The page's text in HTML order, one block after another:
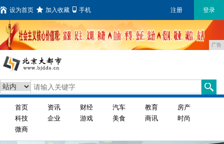
设为首页 加入收藏 手机 注册 登录
广告
首页 资讯 财经 汽车 教育
房产
科技
企业 游戏 美食 商讯
时尚
微商